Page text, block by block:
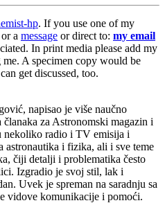
hp. If you use one of my
or a message or direct to: my email
In print media please add my
A specimen copy would be
get discussed, too.
napisao je više naučno
za Astronomski magazin i
nekoliko radio i TV emisija i
astronautika i fizika, ali i sve teme
čiji detalji i problematika često
Izgradio je svoj stil, lak i
Uvek je spreman na saradnju sa
vidove komunikacije i pomoći.